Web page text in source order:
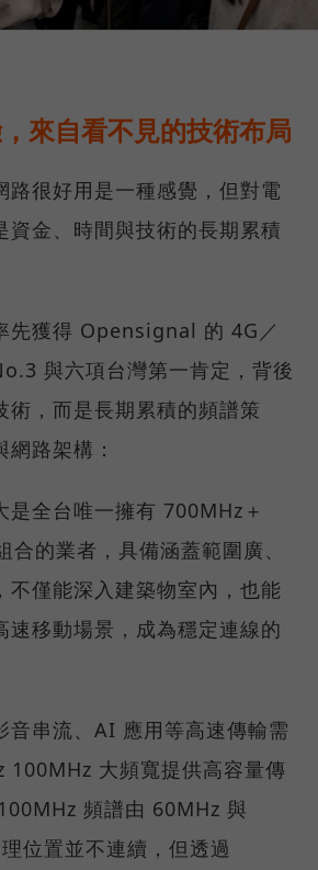
來自看不見的技術布局
路很好用是一種感覺，但對電
資金、時間與技術的長期累積
先獲得 Opensignal 的 4G／
與六項台灣第一肯定，背後
術，而是長期累積的頻譜策
路架構：
是全台唯一擁有 700MHz＋
的業者，具備涵蓋範圍廣、
不僅能深入建築物室內，也能
速移動場景，成為穩定連線的
音串流、AI 應用等高速傳輸需
100MHz 大頻寬提供高容量傳
頻譜由 60MHz 與
位置並不連續，但透過